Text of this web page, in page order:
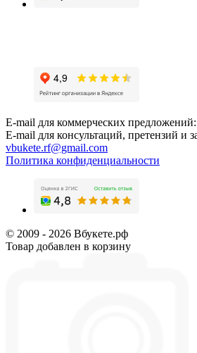
E-mail для коммерческих предложений:
E-mail для консультаций, претензий и
vbukete.rf@gmail.com
Политика конфиденциальности
© 2009 - 2026 Вбукете.рф
Товар добавлен в корзину